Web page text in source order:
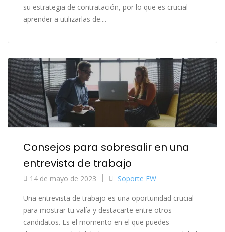
su estrategia de contratación, por lo que es crucial
aprender a utilizarlas de....
Consejos para sobresalir en una
entrevista de trabajo
14 de mayo de 2023 Soporte FW
Una entrevista de trabajo es una oportunidad crucial
para mostrar tu valía y destacarte entre otros
candidatos. Es el momento en el que puedes